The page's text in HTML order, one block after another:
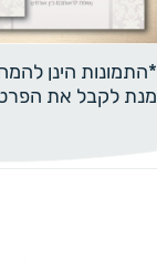
*התמונות הינן
מנת לקבל את